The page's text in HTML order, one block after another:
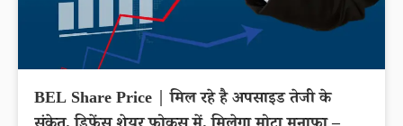
BEL Share Price | मिल रहे है अपसाइड तेजी के